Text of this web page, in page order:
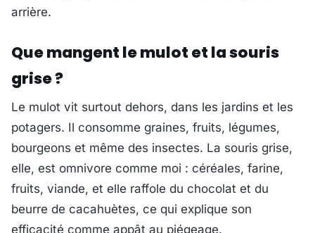
arrière.
Que mangent le mulot et la souris
grise ?
Le mulot vit surtout dehors, dans les jardins et les
potagers. Il consomme graines, fruits, légumes,
bourgeons et même des insectes. La souris grise,
elle, est omnivore comme moi : céréales, farine,
fruits, viande, et elle raffole du chocolat et du
beurre de cacahuètes, ce qui explique son
efficacité comme appât au piégeage.